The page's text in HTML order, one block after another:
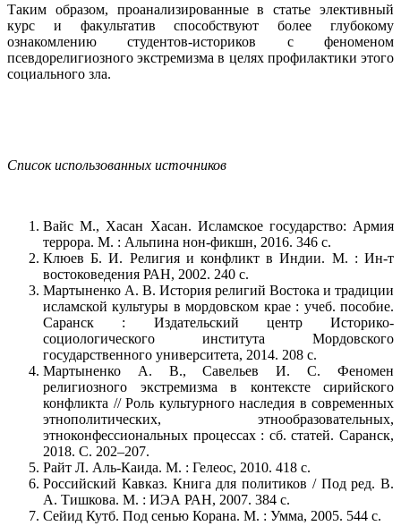
Таким образом, проанализированные в статье элективный
курс и факультатив способствуют более глубокому
ознакомлению студентов-историков с феноменом
псевдорелигиозного экстремизма в целях профилактики этого
социального зла.
Список использованных источников
Вайс М., Хасан Хасан. Исламское государство: Армия
террора. М. : Альпина нон-фикшн, 2016. 346 с.
Клюев Б. И. Религия и конфликт в Индии. М. : Ин-т
востоковедения РАН, 2002. 240 с.
Мартыненко А. В. История религий Востока и традиции
исламской культуры в мордовском крае : учеб. пособие.
Саранск : Издательский центр Историко-
социологического института Мордовского
государственного университета, 2014. 208 с.
Мартыненко А. В., Савельев И. С. Феномен
религиозного экстремизма в контексте сирийского
конфликта // Роль культурного наследия в современных
этнополитических, этнообразовательных,
этноконфессиональных процессах : сб. статей. Саранск,
2018. С. 202–207.
Райт Л. Аль-Каида. М. : Гелеос, 2010. 418 с.
Российский Кавказ. Книга для политиков / Под ред. В.
А. Тишкова. М. : ИЭА РАН, 2007. 384 с.
Сейид Кутб. Под сенью Корана. М. : Умма, 2005. 544 с.